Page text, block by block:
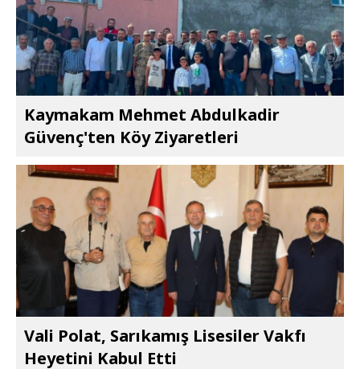
Kaymakam Mehmet Abdulkadir
Güvenç'ten Köy Ziyaretleri
Vali Polat, Sarıkamış Lisesiler Vakfı
Heyetini Kabul Etti